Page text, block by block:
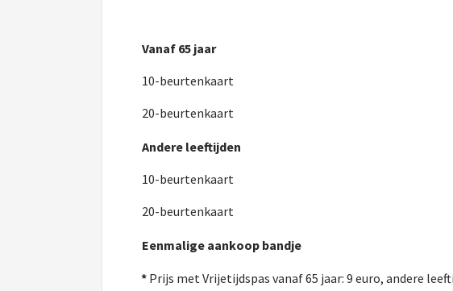
Vanaf 65 jaar
10-beurtenkaart
20-beurtenkaart
Andere leeftijden
10-beurtenkaart
20-beurtenkaart
Eenmalige aankoop bandje
* Prijs met Vrijetijdspas vanaf 65 jaar: 9 euro, andere